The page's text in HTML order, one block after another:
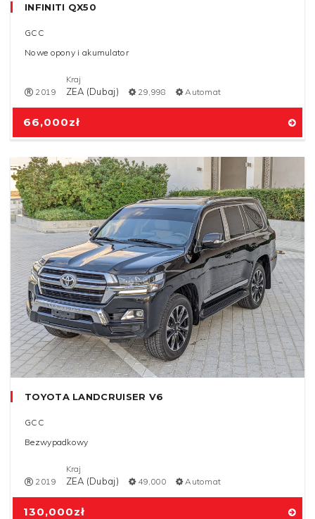
66,000zł
INFINITI QX50
GCC
Nowe opony i akumulator
2019
Kraj
ZEA (Dubaj) 29,998 Automat
130,000zł
TOYOTA LANDCRUISER V6
GCC
Bezwypadkowy
2019
Kraj
ZEA (Dubaj) 49,000 Automat